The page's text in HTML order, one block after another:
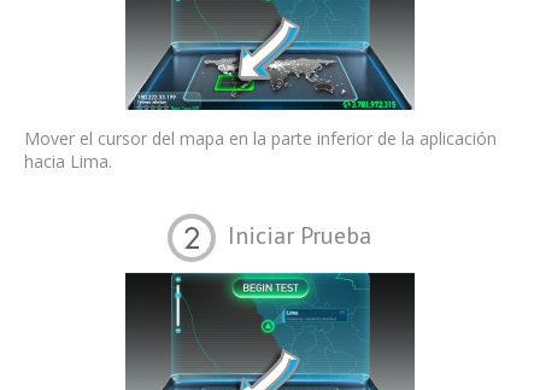
Mover el cursor del mapa en la parte inferior de la aplicación
hacia Lima.
Iniciar Prueba